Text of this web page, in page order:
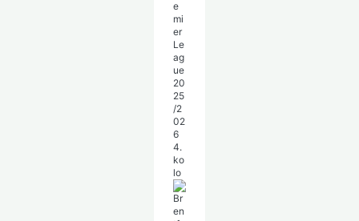
e
mi
er
Le
ag
ue
20
25
/2
02
6
4.
ko
lo